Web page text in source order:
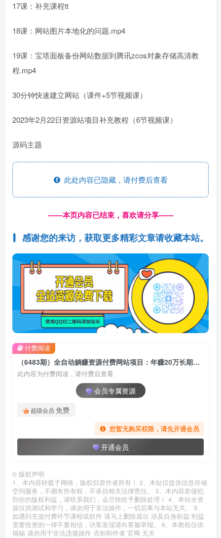
17课：补充课程tt
18课：网站图片本地化的问题.mp4
19课：宝塔面板备份网站数据到腾讯zcos对象存储高清教
程.mp4
30分钟快速建立网站（课件+5节视频课）
2023年2月22日资源站项目补充教程（6节视频课）
源码主题
此处内容已隐藏，请付费后查看
------本页内容已结束，喜欢请分享------
感谢您的来访，获取更多精彩文章请收藏本站。
（6483期）全自动躺赚资源付费网站项目：年赚20万长期项目（详细教程+源码）23年更新
此内容为付费阅读，请付费后查看
会员专属资源
超级会员 免费
您暂无购买权限，请先开通会员
开通会员
付费阅读
© 版权声明
1、本内容转载于网络，版权归原作者所有！ 2、本站仅提供信息存储
空间服务，不拥有所有权，不承担相关法律责任。 3、本内容若侵犯
到你的版权利益，请联系我们，会尽快给予删除处理！ 4、本站全资
源仅供测试和学习，请勿用于非法操作，一切后果与本站无关。 5、
如遇到充值付费环节课程或软件 请马上删除退出 涉及自身权益/利益
需要投资的一律不要相信，访客发现请向客服举报。 6、本教程仅供
揭秘 请勿用于非法违规操作 否则和作者 官网 无关